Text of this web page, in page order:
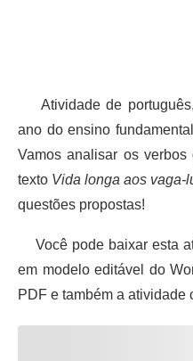
Atividade de
ano do ensino
Vamos analisar os
texto Vida longa aos vaga-
questões propostas!
Você pode baixar esta
em modelo editável do
PDF e também a atividade